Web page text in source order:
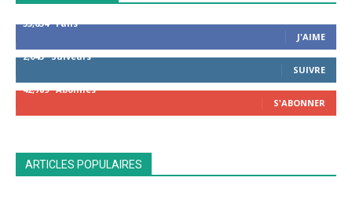
53,654
Fans
J'AIME
2,043 Suiveurs
SUIVRE
42,789 Abonnés
S'ABONNER
ARTICLES POPULAIRES